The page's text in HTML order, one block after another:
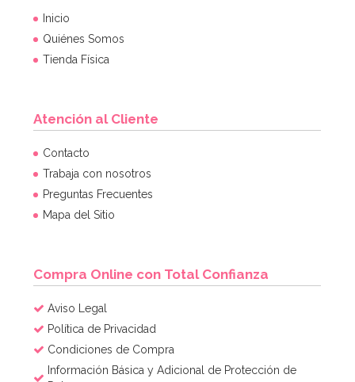
Inicio
Quiénes Somos
Tienda Física
Atención al Cliente
Contacto
Trabaja con nosotros
Preguntas Frecuentes
Mapa del Sitio
Compra Online con Total Confianza
Aviso Legal
Política de Privacidad
Condiciones de Compra
Información Básica y Adicional de Protección de